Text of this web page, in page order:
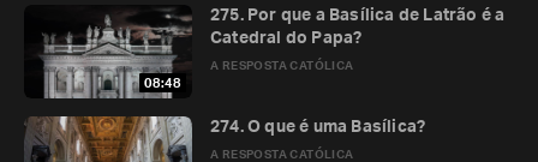
08:48
A RESPOSTA CATÓLICA
275. Por que a Basílica de Latrão é a
Catedral do Papa?
A RESPOSTA CATÓLICA
274. O que é uma Basílica?